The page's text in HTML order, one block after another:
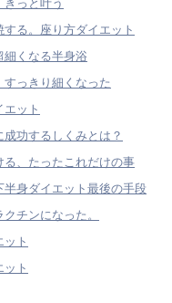
っと叶う
る。座り方ダイエット
細くなる半身浴
っきり細くなった
ット
功するしくみとは？
、たったこれだけの事
身ダイエット最後の手段
チンになった。
ト
ト